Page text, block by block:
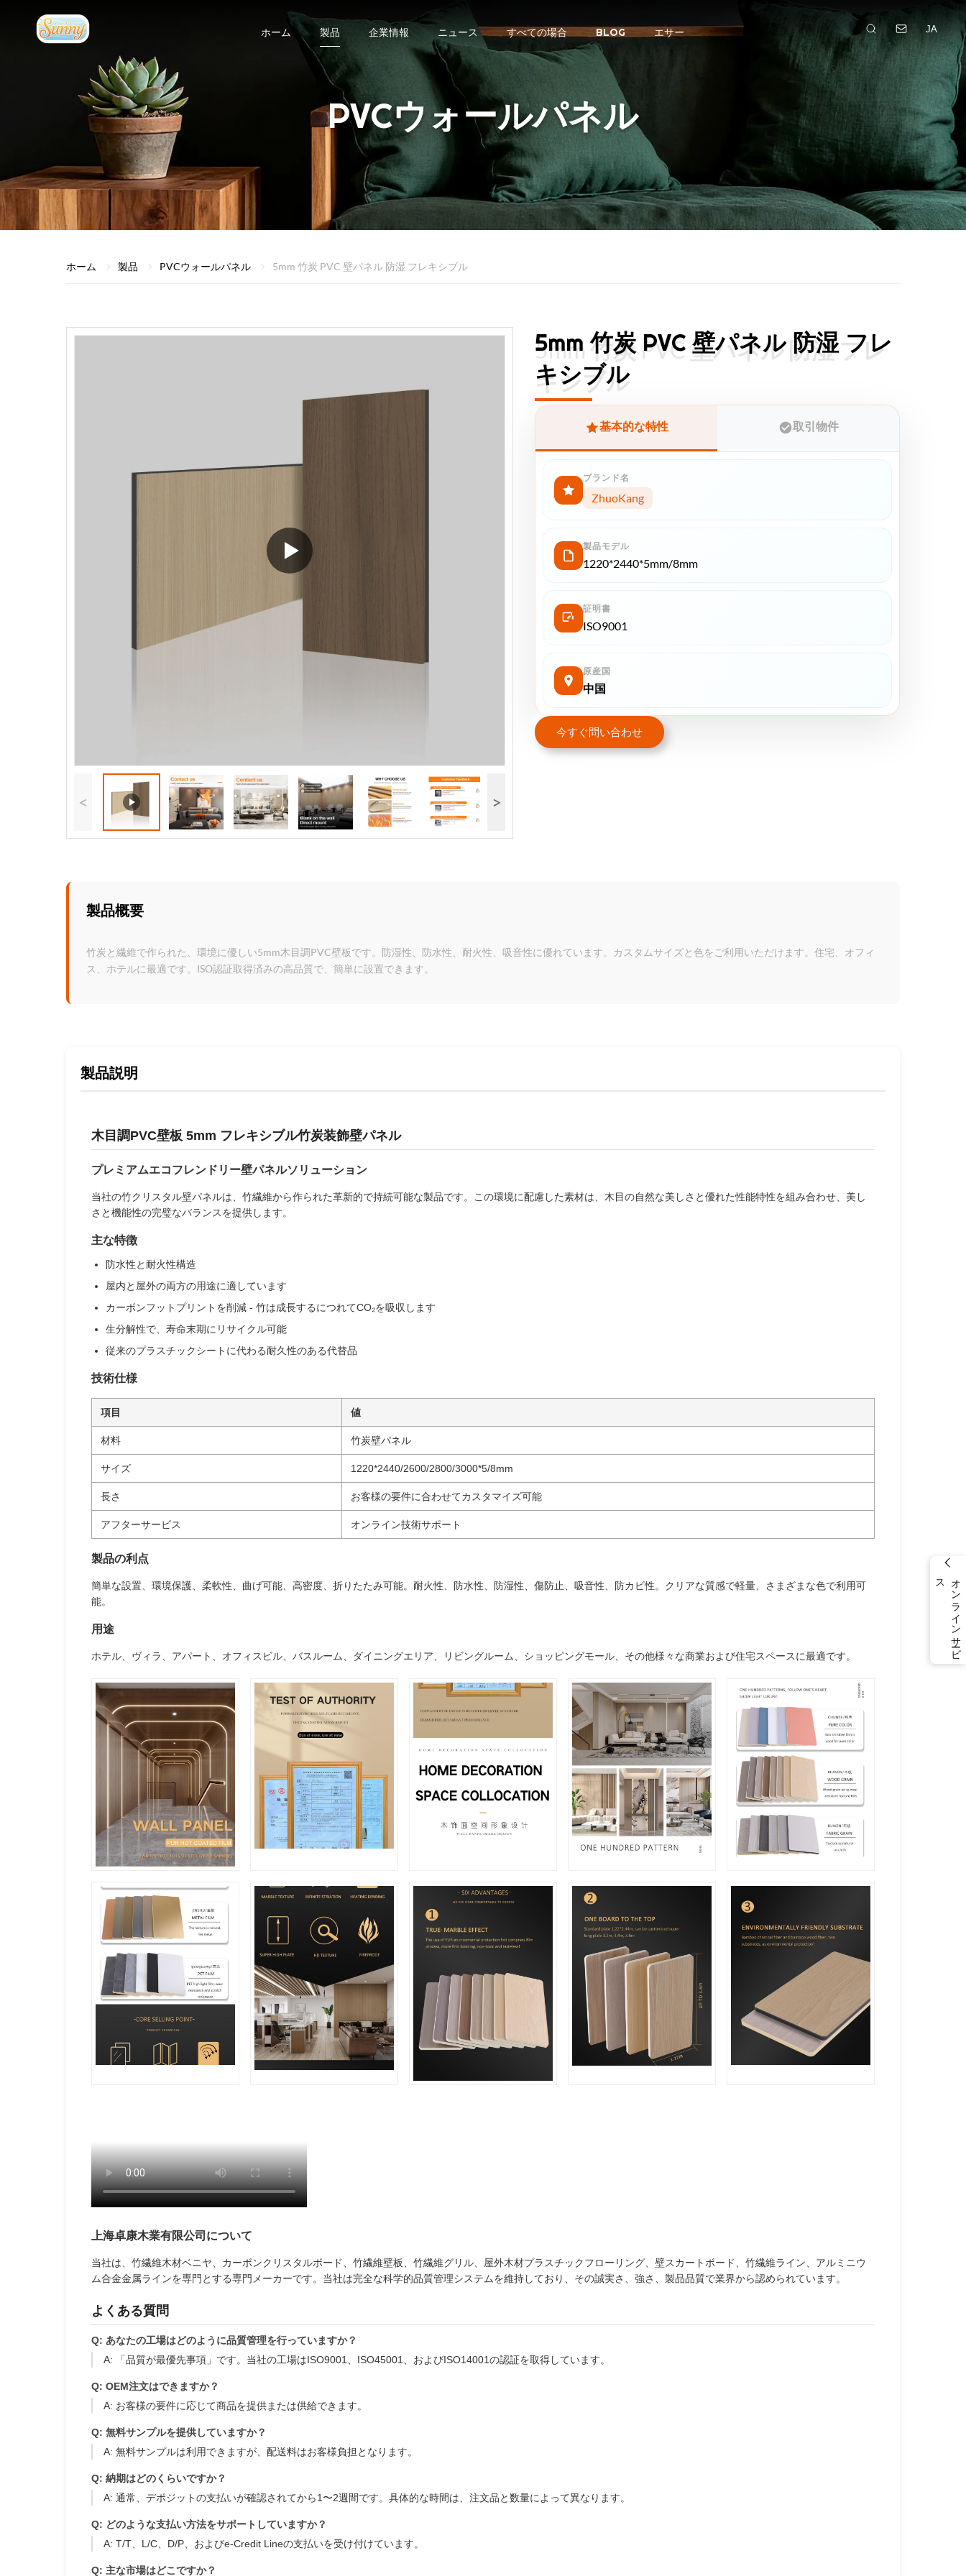
オ
ン
ラ
イ
ン
サ
ービ
ス
ホーム 製品 企業情報 ニュース すべての場合 BLOG エサー JA
PVCウォールパネル
ホーム 製品 PVCウォールパネル 5mm 竹炭 PVC 壁パネル 防湿 フレキシブル
< >
5mm 竹炭 PVC 壁パネル 防湿 フレ
キシブル
5mm 竹炭 PVC 壁パネル 防湿 フレ
キシブル
基本的な特性 取引物件
ブランド名
ZhuoKang
製品モデル
1220*2440*5mm/8mm
証明書
ISO9001
原産国
中国
今すぐ問い合わせ
製品概要
竹炭と繊維で作られた、環境に優しい5mm木目調PVC壁板です。防湿性、防水性、耐火性、吸音性に優れています。カスタムサイズと色をご利用いただけます。住宅、オフィ
ス、ホテルに最適です。ISO認証取得済みの高品質で、簡単に設置できます。
製品説明
木目調PVC壁板 5mm フレキシブル竹炭装飾壁パネル
プレミアムエコフレンドリー壁パネルソリューション
当社の竹クリスタル壁パネルは、竹繊維から作られた革新的で持続可能な製品です。この環境に配慮した素材は、木目の自然な美しさと優れた性能特性を組み合わせ、美し
さと機能性の完璧なバランスを提供します。
主な特徴
防水性と耐火性構造
屋内と屋外の両方の用途に適しています
カーボンフットプリントを削減 - 竹は成長するにつれてCO₂を吸収します
生分解性で、寿命末期にリサイクル可能
従来のプラスチックシートに代わる耐久性のある代替品
技術仕様
項目 値
材料 竹炭壁パネル
サイズ 1220*2440/2600/2800/3000*5/8mm
長さ お客様の要件に合わせてカスタマイズ可能
アフターサービス オンライン技術サポート
製品の利点
簡単な設置、環境保護、柔軟性、曲げ可能、高密度、折りたたみ可能。耐火性、防水性、防湿性、傷防止、吸音性、防カビ性。クリアな質感で軽量、さまざまな色で利用可
能。
用途
ホテル、ヴィラ、アパート、オフィスビル、バスルーム、ダイニングエリア、リビングルーム、ショッピングモール、その他様々な商業および住宅スペースに最適です。
上海卓康木業有限公司について
当社は、竹繊維木材ベニヤ、カーボンクリスタルボード、竹繊維壁板、竹繊維グリル、屋外木材プラスチックフローリング、壁スカートボード、竹繊維ライン、アルミニウ
ム合金金属ラインを専門とする専門メーカーです。当社は完全な科学的品質管理システムを維持しており、その誠実さ、強さ、製品品質で業界から認められています。
よくある質問
Q: あなたの工場はどのように品質管理を行っていますか？
A: 「品質が最優先事項」です。当社の工場はISO9001、ISO45001、およびISO14001の認証を取得しています。
Q: OEM注文はできますか？
A: お客様の要件に応じて商品を提供または供給できます。
Q: 無料サンプルを提供していますか？
A: 無料サンプルは利用できますが、配送料はお客様負担となります。
Q: 納期はどのくらいですか？
A: 通常、デポジットの支払いが確認されてから1〜2週間です。具体的な時間は、注文品と数量によって異なります。
Q: どのような支払い方法をサポートしていますか？
A: T/T、L/C、D/P、およびe-Credit Lineの支払いを受け付けています。
Q: 主な市場はどこですか？